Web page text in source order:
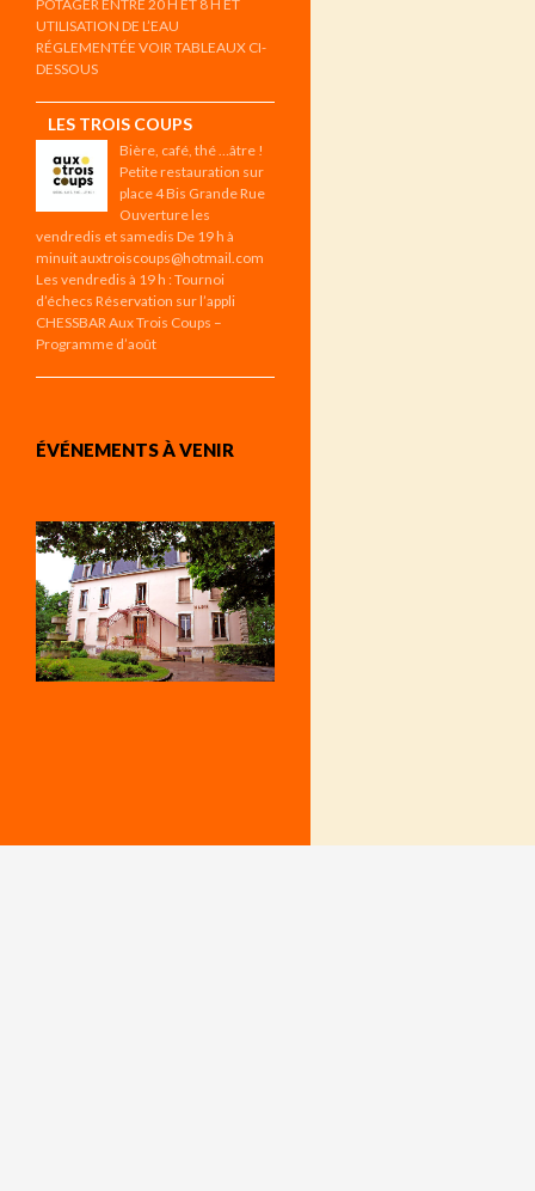
POTAGER ENTRE 20 H ET 8 H ET
UTILISATION DE L’EAU
RÉGLEMENTÉE VOIR TABLEAUX CI-
DESSOUS
LES TROIS COUPS
Bière, café, thé …âtre !
Petite restauration sur
place 4 Bis Grande Rue
Ouverture les
vendredis et samedis De 19 h à
minuit auxtroiscoups@hotmail.com
Les vendredis à 19 h : Tournoi
d’échecs Réservation sur l’appli
CHESSBAR Aux Trois Coups –
Programme d’août
ÉVÉNEMENTS À VENIR